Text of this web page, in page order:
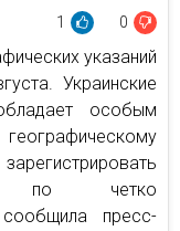
1 0
указаний
Украинские
особым
по четко
сообщила пресс-